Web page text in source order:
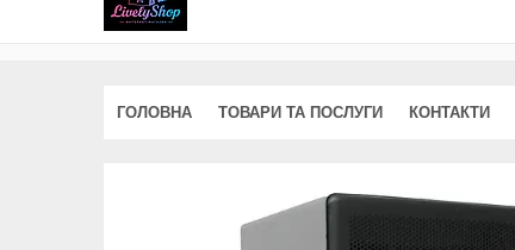
ГОЛОВНА ТОВАРИ ТА ПОСЛУГИ КОНТАКТИ